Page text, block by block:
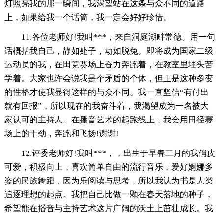
灯照亮我的那一瞬间，我渴望站在这条与众不同的道路
上，如果给我一个话筒，我一定会好好珍惜。
11.各位老师好!我叫***，来自洞庭湖畔常德。用一句
话概括我自己，静如处子，动如脱兔。即将成为国家二级
运动员的我，在田竞赛场上奋力奔跑着，在教室里埋头苦
学着。大家也许会说我是个矛盾的个体，但正是这种多变
的性格才使我显得这样的与众不同。我一直坚信“有付出
就有回报”，所以现在的我奋斗着，我渴望成为一名被大
家认可的主持人。在播音艺术的起跑线上，我会用田径赛
场上的干劲，奔跑和飞扬!谢谢!
12.评委老师好!我叫***，，出生于早春三月的我俏皮
可爱，积极向上，喜欢简单自由的流行音乐，爱好婀娜多
姿的民族舞蹈，因为乐阅读与思考，所以我认为书是人类
追逐理想的起点。我把自己比做一颗在春天落地的种子，
希望能在播音与主持艺术这片广阔的沃土上茁壮成长。我